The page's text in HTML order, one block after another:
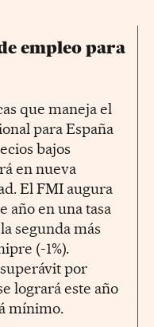
empleo para
que maneja el
para España
bajos
en nueva
El FMI augura
año en una tasa
segunda más
(-1%).
por
logrará este año
mínimo.